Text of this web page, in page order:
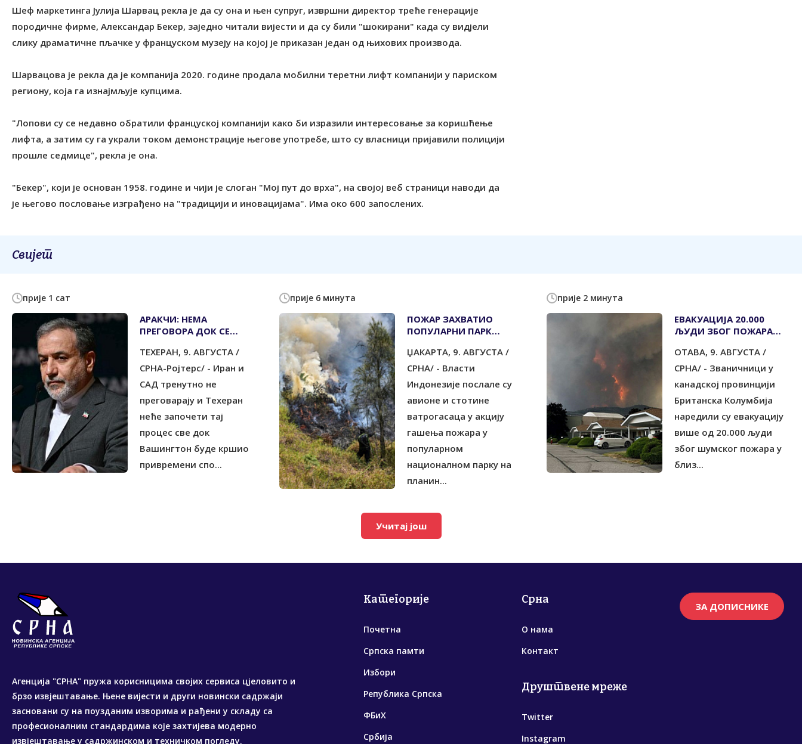
Шеф маркетинга Јулија Шарвац рекла је да су она и њен супруг, извршни директор треће генерације
породичне фирме, Александар Бекер, заједно читали вијести и да су били "шокирани" када су видјели
слику драматичне пљачке у француском музеју на којој је приказан један од њихових производа.
Шарвацова је рекла да је компанија 2020. године продала мобилни теретни лифт компанији у париском
региону, која га изнајмљује купцима.
"Лопови су се недавно обратили француској компанији како би изразили интересовање за коришћење
лифта, а затим су га украли током демонстрације његове употребе, што су власници пријавили полицији
прошле седмице", рекла је она.
"Бекер", који је основан 1958. године и чији је слоган "Мој пут до врха", на својој веб страници наводи да
је његово пословање изграђено на "традицији и иновацијама". Има око 600 запослених.
Свијет
прије 1 сат
АРАКЧИ: НЕМА
ПРЕГОВОРА ДОК СЕ
СПОРАЗУМ
ТЕХЕРАН, 9. АВГУСТА /
СРНА-Ројтерс/ - Иран и
САД тренутно не
преговарају и Техеран
неће започети тај
процес све док
Вашингтон буде кршио
привремени спо...
прије 6 минута
ПОЖАР ЗАХВАТИО
ПОПУЛАРНИ ПАРК
ЈАВИ
ЏАКАРТА, 9. АВГУСТА /
СРНА/ - Власти
Индонезије послале су
авионе и стотине
ватрогасаца у акцију
гашења пожара у
популарном
националном парку на
планин...
прије 2 минута
ЕВАКУАЦИЈА 20.000
ЉУДИ ЗБОГ ПОЖАРА
ОТАВА, 9. АВГУСТА /
СРНА/ - Званичници у
канадској провинцији
Британска Колумбија
наредили су евакуацију
више од 20.000 људи
због шумског пожара у
близ...
Учитај још
Агенција "СРНА" пружа корисницима својих сервиса цјеловито и
брзо извјештавање. Њене вијести и други новински садржаји
засновани су на поузданим изворима и рађени у складу са
професионалним стандардима које захтијева модерно
извјештавање у садржинском и техничком погледу.
Категорије
Почетна
Српска памти
Избори
Република Српска
ФБиХ
Србија
Срна
О нама
Контакт
Друштвене мреже
Twitter
Instagram
ЗА ДОПИСНИКЕ